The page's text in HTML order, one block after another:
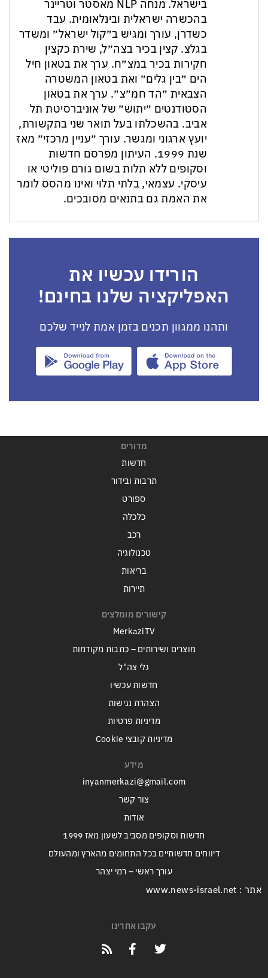
בישראל. מנחה NLP מאסטר וטריינר
בהכשרה ישראלית ובינלאומית. עבד
כשדרן, עורך ומגיש ב״קול ישראל״ ומשדר
בגלצ. קצין בכיר בצה״ל, שירת כקצין
חקירות בכיר במצ״ח. ערך את בטאון חיל
הים ״בין גלים״ ואת בטאון המשטרה
הצבאית ״הד חמ״צ״. ערך את בטאון
הסטודנטים ״יתוש״ של אוניברסיטת תל
אביב. בהשכלתו בעל תואר שני בתקשורת,
יועץ ארגוני ומגשר. עורך ״עניין מרכזי״ מאז
שנת 1999. העיתון מפרסם חדשות
וסקופים ללא תלות בשום גורם פוליטי או
עיסקי. עצמאי, בלתי תלוי ואינו מהסס לומר
את האמת גם בתנאים מסובכים.
הורידו עכשיו את
האפליקציה שלנו בחינם!
ותהנו ממגוון תכנים בזמן אמת לנייד שלכם
מדורים
חדשות
תרבות ובידור
ספורט
כלכלה
רכב
טכנולוגיה
בריאות
תיירות
קישורים מומלצים
MerkaziTV
מוצרים ושירותים – כתבות מקודמות
גלי צה"ל
חדשות עכשיו
הצהרת נגישות
מדיניות פרטיות
מדיניות קובצי Cookie
מידע
inyanmerkazi@gmail.com
צור קשר
אודות
חדשות וסקופים מסביב לשעון מאז 1999
דיווחים חדשותיים בכל התחומים מהארץ ומהעולם
עורך ראשי – רמי יצהר
אתר : www.news-israel.net
עקבו אחרינו